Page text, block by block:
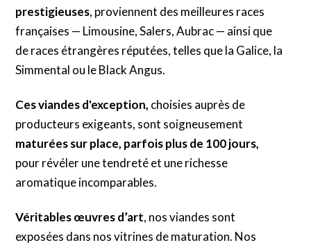
prestigieuses, proviennent des meilleures races
françaises — Limousine, Salers, Aubrac — ainsi que
de races étrangères réputées, telles que la Galice, la
Simmental ou le Black Angus.
Ces viandes d'exception, choisies auprès de
producteurs exigeants, sont soigneusement
maturées sur place, parfois plus de 100 jours,
pour révéler une tendreté et une richesse
aromatique incomparables.
Véritables œuvres d’art, nos viandes sont
exposées dans nos vitrines de maturation. Nos